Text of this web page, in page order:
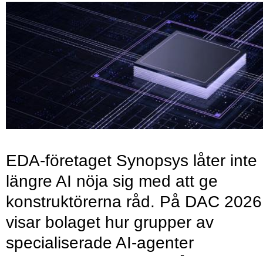
EDA-företaget Synopsys låter inte
längre AI nöja sig med att ge
konstruktörerna råd. På DAC 2026
visar bolaget hur grupper av
specialiserade AI-agenter